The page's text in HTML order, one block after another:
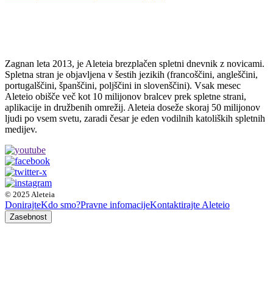
Zagnan leta 2013, je Aleteia brezplačen spletni dnevnik z novicami.
Spletna stran je objavljena v šestih jezikih (francoščini, angleščini,
portugalščini, španščini, poljščini in slovenščini). Vsak mesec
Aleteio obišče več kot 10 milijonov bralcev prek spletne strani,
aplikacije in družbenih omrežij. Aleteia doseže skoraj 50 milijonov
ljudi po vsem svetu, zaradi česar je eden vodilnih katoliških spletnih
medijev.
© 2025 Aleteia
DonirajteKdo smo?Pravne infomacijeKontaktirajte Aleteio
Zasebnost